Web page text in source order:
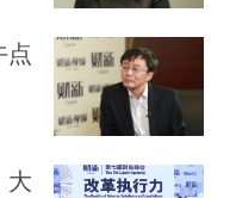
点
大